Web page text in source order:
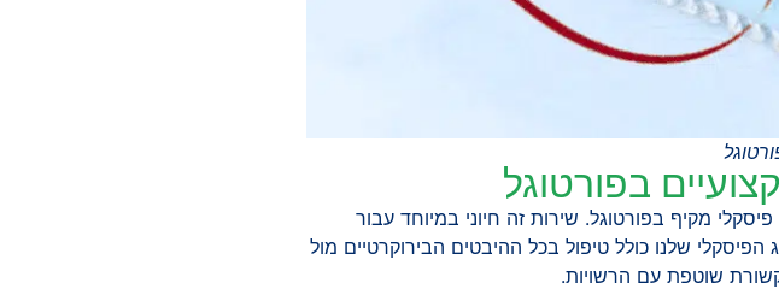
בפורטוגל
מקיף בפורטוגל. שירות זה חיוני במיוחד עבור
שלנו כולל טיפול בכל ההיבטים הבירוקרטיים מול
שוטפת עם הרשויות.